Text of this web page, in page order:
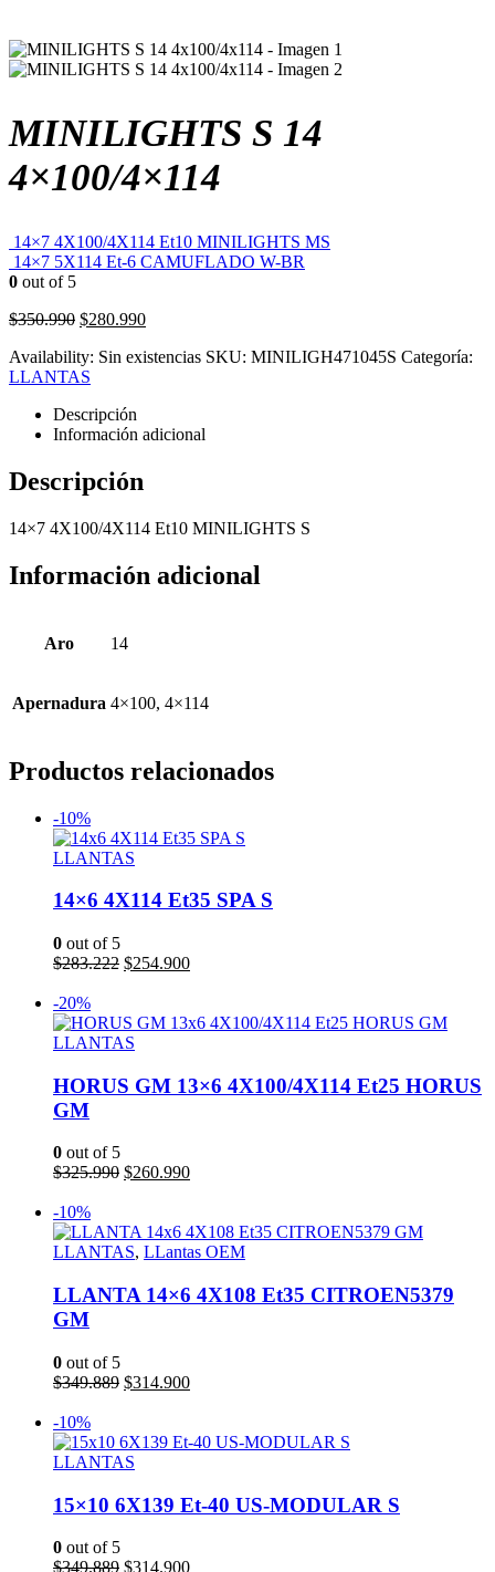
MINILIGHTS S 14
4×100/4×114
14×7 4X100/4X114 Et10 MINILIGHTS MS
14×7 5X114 Et-6 CAMUFLADO W-BR
0 out of 5
$350.990 El
original
era:
$280.990El
actual
Availability: Sin existencias SKU: MINILIGH471045S Categoría:
LLANTAS
Descripción
Información adicional
Descripción
14×7 4X100/4X114 Et10 MINILIGHTS S
Información adicional
Aro 14
Apernadura 4×100, 4×114
Productos relacionados
-10%
LLANTAS
14×6 4X114 Et35 SPA S
0 out of 5
$283.222 El
era:
$283.222.
$254.900El
es:
-20%
LLANTAS
HORUS GM 13×6 4X100/4X114 Et25 HORUS
GM
0 out of 5
$325.990 El
era:
$325.990.
$260.990El
es:
$260.990.
-10%
LLANTAS, LLantas OEM
LLANTA 14×6 4X108 Et35 CITROEN5379
GM
0 out of 5
$349.889 El
era:
$349.889.
$314.900El
es:
-10%
LLANTAS
15×10 6X139 Et-40 US-MODULAR S
0 out of 5
$349.889 El
$314.900El